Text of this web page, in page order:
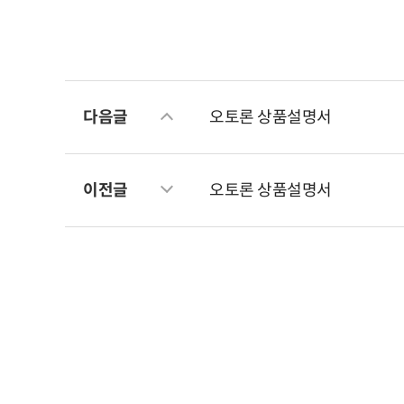
다음글 오토론 상품설명서
이전글 오토론 상품설명서